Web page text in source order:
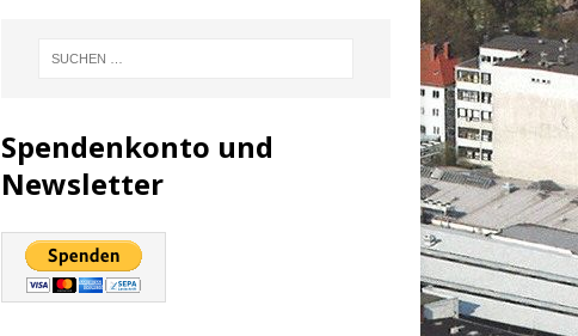
Spendenkonto und
Newsletter